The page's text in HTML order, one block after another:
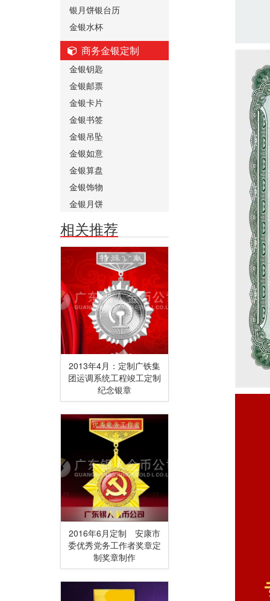
银月饼银台历
金银水杯
商务金银定制
金银钥匙
金银邮票
金银卡片
金银书签
金银吊坠
金银如意
金银算盘
金银饰物
金银月饼
相关推荐
2013年4月：定制广铁集
团运调系统工程竣工定制
纪念银章
2016年6月定制 安康市
委优秀党务工作者奖章定
制奖章制作